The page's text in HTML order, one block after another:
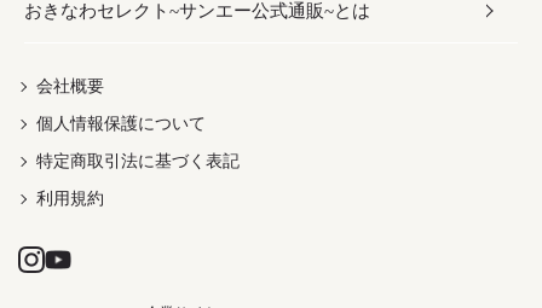
だし／スパイス／島唐辛子
おつまみ
紅芋
ドリンク
茶葉
ヘアケア
UVケア
レディース
沖縄ファッション
伝統工芸品
おきなわセレクト~サンエー公式通販~とは
会社概要
個人情報保護について
特定商取引法に基づく表記
利用規約